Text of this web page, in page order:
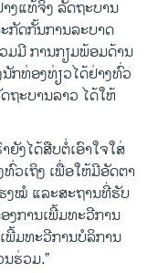
ງ​ແທ້​ຈິງ ລັດ​ຖະ​ບານ​
ກັດ​ກັ້ນ​ການ​ລະບາດ​
ມມີ ການກຽມພ້ອມດ້ານ
ກທ່ອງທ່ຽວໄດ້​ຢ່າງທົ່ວ
ຖະບານລາວ ໄດ້ໃຫ້​
ງ​ໄດ້​ສືບ​ຕໍ່​ເອົາ​ໃຈ​ໃສ່​
ວ​ເຖິງ ເພື່ອ​ໃຫ້​ມີ​ອັດຕາ​
ງໝໍ ແລະສະ​ຖານ​ທີ່​ຮັບ​
ງ​ການ​ເພີ້ມ​ທະ​ວີ​ການ​
ພີ້ມ​ທະວີ​ການ​ບໍລິການ​
ຮ່ວມ.”